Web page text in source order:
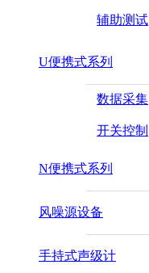
辅助测试
U便携式系列
数据采集
开关控制
N便携式系列
风噪源设备
手持式声级计